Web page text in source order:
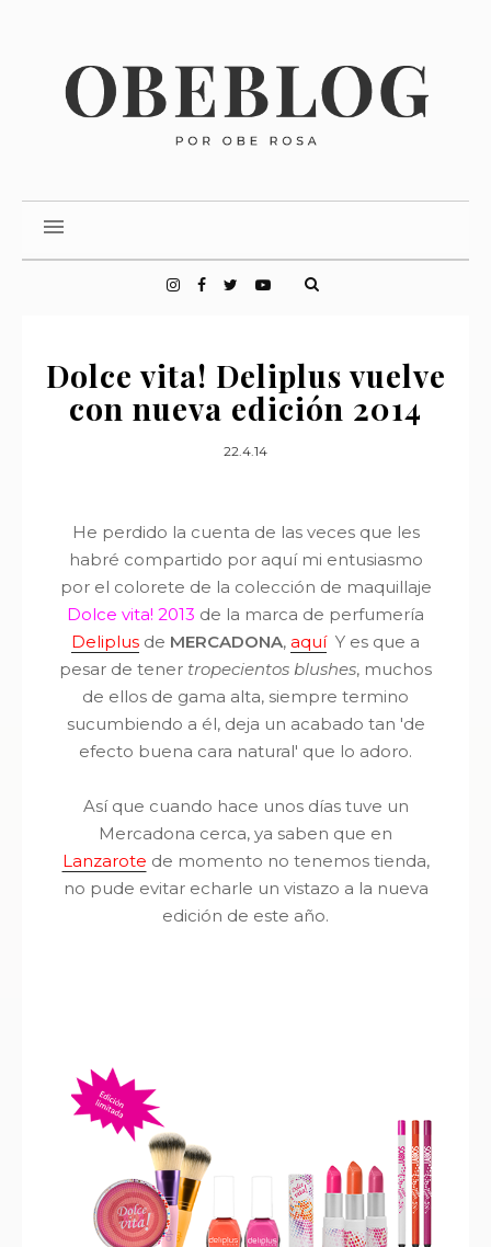
Dolce vita! Deliplus vuelve
con nueva edición 2014
22.4.14
He perdido la cuenta de las veces que les
habré compartido por aquí mi entusiasmo
por el colorete de la colección de maquillaje
Dolce vita! 2013 de la marca de perfumería
Deliplus de MERCADONA, aquíY es que a
pesar de tener tropecientos blushes, muchos
de ellos de gama alta, siempre termino
sucumbiendo a él, deja un acabado tan 'de
efecto buena cara natural' que lo adoro.
Así que cuando hace unos días tuve un
Mercadona cerca, ya saben que en
Lanzarote de momento no tenemos tienda,
no pude evitar echarle un vistazo a la nueva
edición de este año.